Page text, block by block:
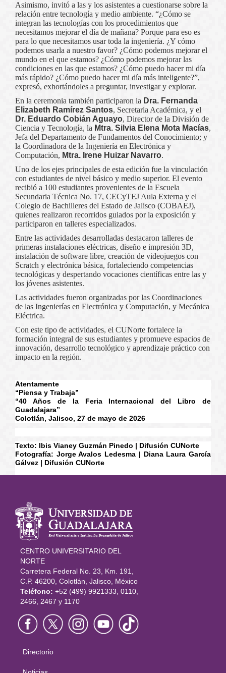
Asimismo, invitó a las y los asistentes a cuestionarse sobre la
relación entre tecnología y medio ambiente. “¿Cómo se
integran las tecnologías con los procedimientos que
necesitamos mejorar el día de mañana? Porque para eso es
para lo que necesitamos usar toda la ingeniería. ¿Y cómo
podemos usarla a nuestro favor? ¿Cómo podemos mejorar el
mundo en el que estamos? ¿Cómo podemos mejorar las
condiciones en las que estamos? ¿Cómo puedo hacer mi día
más rápido? ¿Cómo puedo hacer mi día más inteligente?”,
expresó, exhortándoles a preguntar, investigar y explorar.
En la ceremonia también participaron la Dra. Fernanda
Elizabeth Ramírez Santos, Secretaria Académica, y el
Dr. Eduardo Cobián Aguayo, Director de la División de
Ciencia y Tecnología, la Mtra. Silvia Elena Mota Macías,
Jefa del Departamento de Fundamentos del Conocimiento; y
la Coordinadora de la Ingeniería en Electrónica y
Computación, Mtra. Irene Huizar Navarro.
Uno de los ejes principales de esta edición fue la vinculación
con estudiantes de nivel básico y medio superior. El evento
recibió a 100 estudiantes provenientes de la Escuela
Secundaria Técnica No. 17, CECyTEJ Aula Externa y el
Colegio de Bachilleres del Estado de Jalisco (COBAEJ),
quienes realizaron recorridos guiados por la exposición y
participaron en talleres especializados.
Entre las actividades desarrolladas destacaron talleres de
primeras instalaciones eléctricas, diseño e impresión 3D,
instalación de software libre, creación de videojuegos con
Scratch y electrónica básica, fortaleciendo competencias
tecnológicas y despertando vocaciones científicas entre las y
los jóvenes asistentes.
Las actividades fueron organizadas por las Coordinaciones
de las Ingenierías en Electrónica y Computación, y Mecánica
Eléctrica.
Con este tipo de actividades, el CUNorte fortalece la
formación integral de sus estudiantes y promueve espacios de
innovación, desarrollo tecnológico y aprendizaje práctico con
impacto en la región.
Atentamente
“Piensa y Trabaja”
“40 Años de la Feria Internacional del Libro de
Guadalajara”
Colotlán, Jalisco, 27 de mayo de 2026
Texto: Ibis Vianey Guzmán Pinedo | Difusión CUNorte
Fotografía: Jorge Avalos Ledesma | Diana Laura García
Gálvez | Difusión CUNorte
Información
del portal
CENTRO UNIVERSITARIO DEL
NORTE
Carretera Federal No. 23, Km. 191,
C.P. 46200, Colotlán, Jalisco, México
Teléfono: +52 (499) 9921333, 0110,
2466, 2467 y 1170
Menú
Directorio